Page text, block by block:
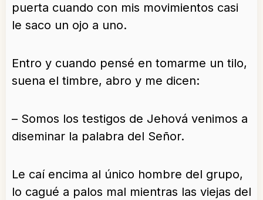
puerta cuando con mis movimientos casi
le saco un ojo a uno.
Entro y cuando pensé en tomarme un tilo,
suena el timbre, abro y me dicen:
– Somos los testigos de Jehová venimos a
diseminar la palabra del Señor.
Le caí encima al único hombre del grupo,
lo cagué a palos mal mientras las viejas del